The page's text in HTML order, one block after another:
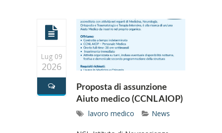
Lug 09
2026
Proposta di assunzione
Aiuto medico (CCNL AIOP)
lavoro medico News